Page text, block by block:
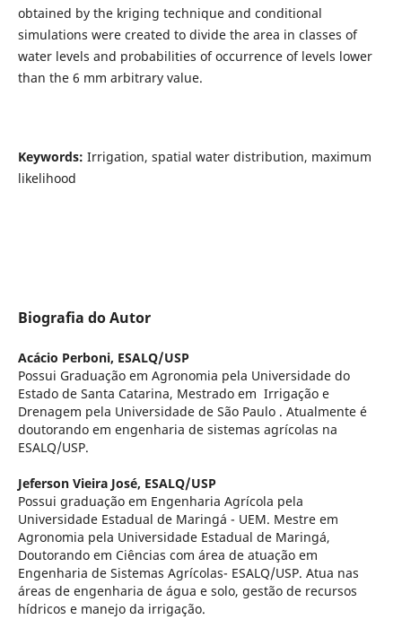
obtained by the kriging technique and conditional
simulations were created to divide the area in classes of
water levels and probabilities of occurrence of levels lower
than the 6 mm arbitrary value.
Keywords: Irrigation, spatial water distribution, maximum
likelihood
Biografia do Autor
Acácio Perboni, ESALQ/USP
Possui Graduação em Agronomia pela Universidade do
Estado de Santa Catarina, Mestrado em Irrigação e
Drenagem pela Universidade de São Paulo . Atualmente é
doutorando em engenharia de sistemas agrícolas na
ESALQ/USP.
Jeferson Vieira José, ESALQ/USP
Possui graduação em Engenharia Agrícola pela
Universidade Estadual de Maringá - UEM. Mestre em
Agronomia pela Universidade Estadual de Maringá,
Doutorando em Ciências com área de atuação em
Engenharia de Sistemas Agrícolas- ESALQ/USP. Atua nas
áreas de engenharia de água e solo, gestão de recursos
hídricos e manejo da irrigação.